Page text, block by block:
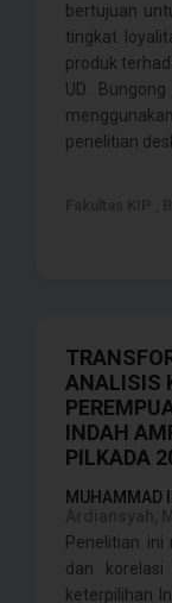
bertujuan
tingkat
produk
UD.
penelitian desk
ANALISIS
INDAH
PILKADA
MUHAMMAD
Penelitian ini
dan korelasi
keterpilihan